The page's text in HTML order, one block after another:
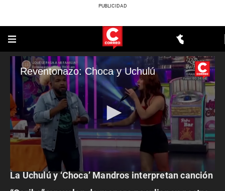
Reventonazo: Choca y Uchulú
0
ESPECTÁCULOS
La Uchulú y ‘Choca’ Mandros interpretan canción